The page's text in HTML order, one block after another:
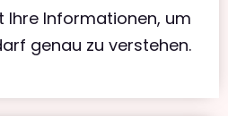
Ihre Informationen, um
genau zu verstehen.